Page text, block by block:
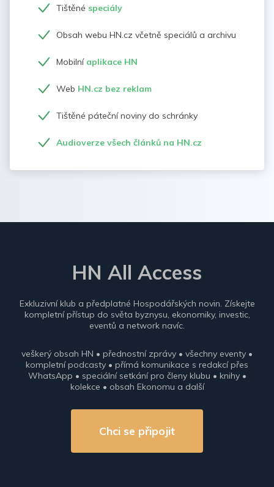
Tištěné speciály
Obsah webu HN.cz včetně speciálů a archivu
Mobilní aplikace HN
Web HN.cz bez reklam
Tištěné páteční noviny do schránky
Audioverze všech článků na HN.cz
HN All Access
Exkluzivní klub a předplatné Hospodářských novin. Získejte
kompletní přístup do světa byznysu, ekonomiky, investic,
eventů a network navíc.
veškerý obsah HN • přednostní zprávy • všechny eventy •
kompletní podcasty • přímá komunikace s redakcí přes
WhatsApp • speciální setkání pro členy klubu • knihy •
kolekce • obsah Ekonomu a další
Chci se připojit